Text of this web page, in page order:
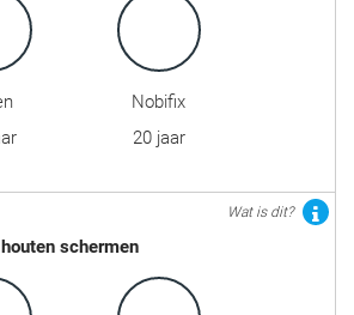
Nobifix
20 jaar
Wat is dit?
schermen